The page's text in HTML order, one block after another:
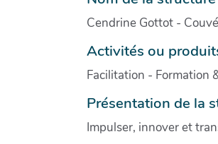
Cendrine Gottot -
Activités ou
Facilitation - Formation
Présentation de la
Impulser, innover et